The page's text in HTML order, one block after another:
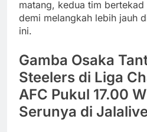
matang, kedua tim
demi melangkah lebih jauh
ini.
Gamba Osaka
Steelers di Liga
AFC Pukul 17.00
Serunya di